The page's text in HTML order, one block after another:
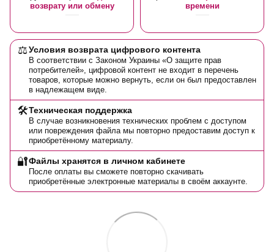
возврату или обмену
времени
⚖️Условия возврата цифрового контента
В соответствии с Законом Украины «О защите прав
потребителей», цифровой контент не входит в перечень
товаров, которые можно вернуть, если он был предоставлен
в надлежащем виде.
🛠️Техническая поддержка
В случае возникновения технических проблем с доступом
или повреждения файла мы повторно предоставим доступ к
приобретённому материалу.
🔐Файлы хранятся в личном кабинете
После оплаты вы сможете повторно скачивать
приобретённые электронные материалы в своём аккаунте.